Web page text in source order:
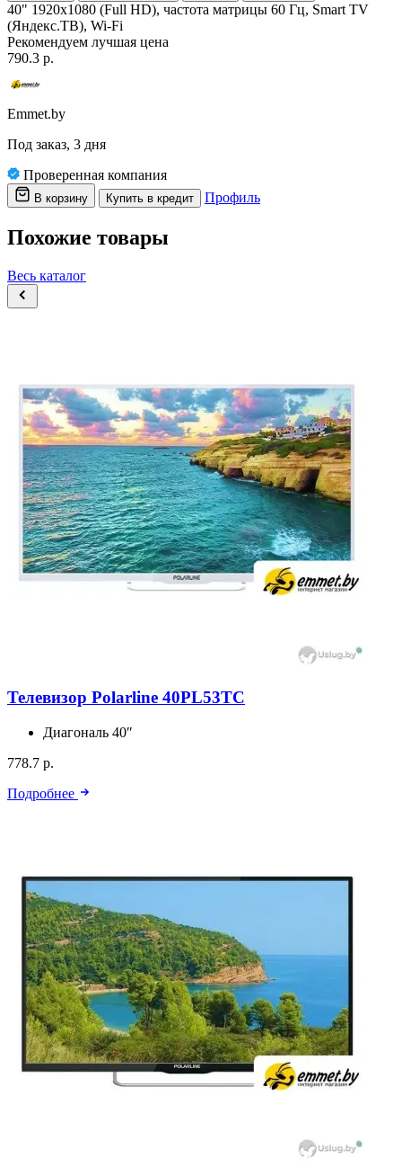
40" 1920x1080 (Full HD), частота матрицы 60 Гц, Smart TV
(Яндекс.ТВ), Wi-Fi
Рекомендуем лучшая цена
790.3 р.
Emmet.by
Под заказ, 3 дня
Проверенная компания
В корзину Купить в кредит Профиль
Похожие товары
Весь каталог
Телевизор Polarline 40PL53TC
Диагональ 40″
778.7 р.
Подробнее